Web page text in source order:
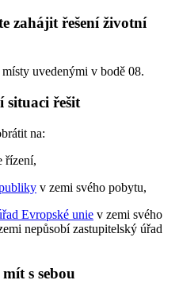
zahájit řešení životní
uvedenými v bodě 08.
situaci řešit
na:
řízení,
v zemi svého pobytu,
Evropské unie v zemi svého
nepůsobí zastupitelský úřad
s sebou